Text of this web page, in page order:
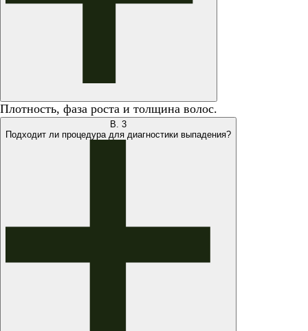
Плотность, фаза роста и толщина волос.
В. 3
Подходит ли процедура для диагностики выпадения?